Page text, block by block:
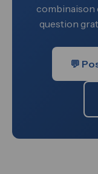
combinaison
question
💬